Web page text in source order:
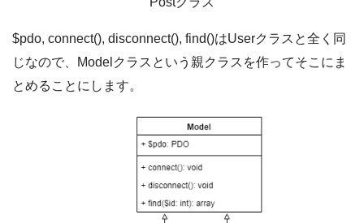
$pdo, connect(), disconnect(), find()はUserクラスと全く同
じなので、Modelクラスという親クラスを作ってそこにま
とめることにします。